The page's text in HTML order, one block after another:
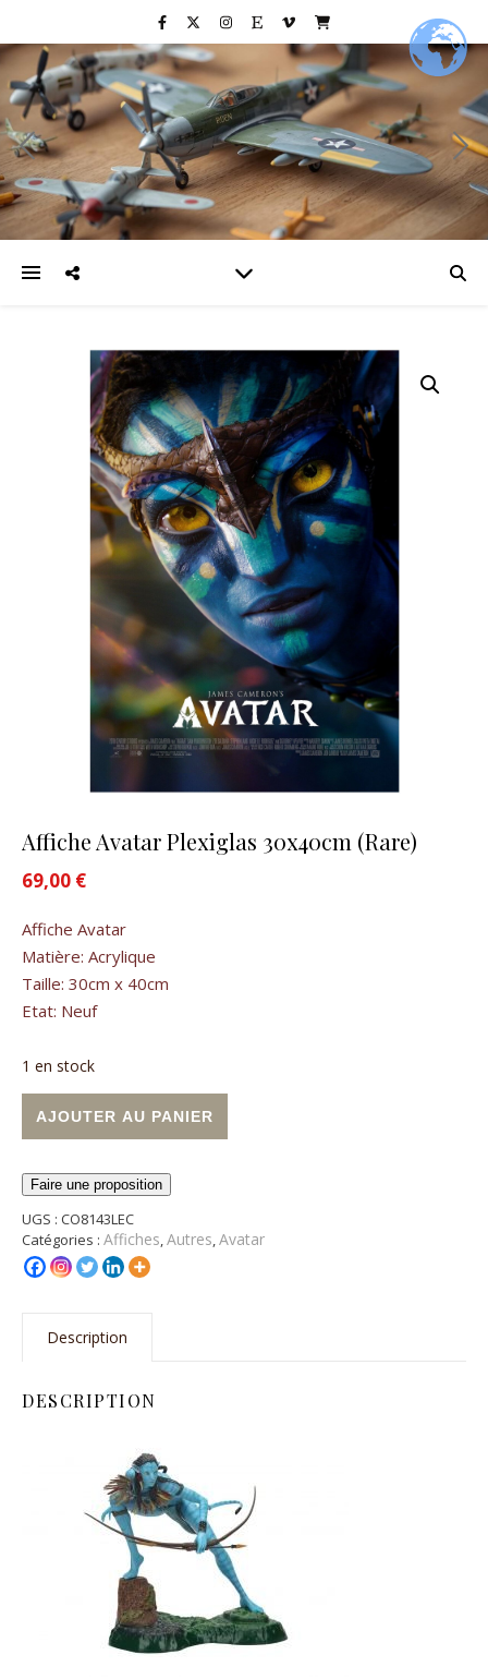
Affiche Avatar Plexiglas 30x40cm (Rare)
69,00 €
Affiche Avatar
Matière: Acrylique
Taille: 30cm x 40cm
Etat: Neuf
1 en stock
AJOUTER AU PANIER
Faire une proposition
UGS : CO8143LEC
Catégories : Affiches,Autres,Avatar
Description
DESCRIPTION